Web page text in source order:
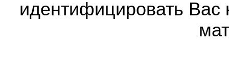
идентифицировать Вас